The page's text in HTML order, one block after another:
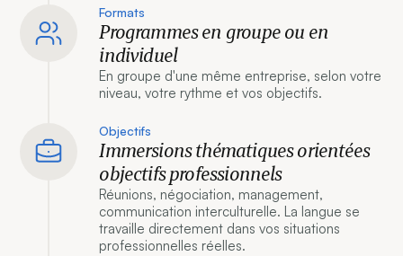
Formats
Programmes en groupe ou en
individuel
En groupe d'une même entreprise, selon votre
niveau, votre rythme et vos objectifs.
Objectifs
Immersions thématiques orientées
objectifs professionnels
Réunions, négociation, management,
communication interculturelle. La langue se
travaille directement dans vos situations
professionnelles réelles.